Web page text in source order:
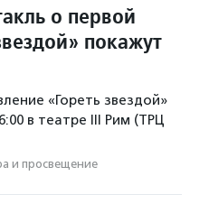
о первой
покажут
«Гореть звездой»
в театре III Рим (ТРЦ
и просвещение